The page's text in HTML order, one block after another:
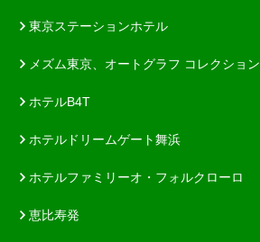
東京ステーションホテル
メズム東京、オートグラフ コレクション
ホテルB4T
ホテルドリームゲート舞浜
ホテルファミリーオ・フォルクローロ
恵比寿発